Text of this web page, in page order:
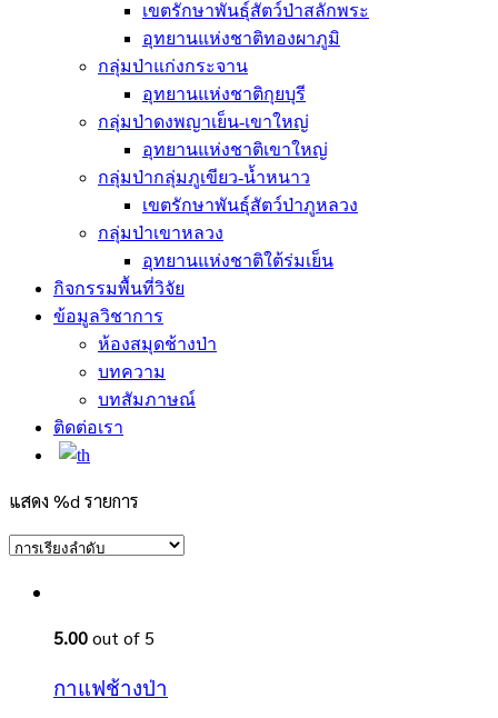
เขตรักษาพันธุ์สัตว์ป่าสลักพระ
อุทยานแห่งชาติทองผาภูมิ
กลุ่มป่าแก่งกระจาน
อุทยานแห่งชาติกุยบุรี
กลุ่มป่าดงพญาเย็น-เขาใหญ่
อุทยานแห่งชาติเขาใหญ่
กลุ่มป่ากลุ่มภูเขียว-น้ำหนาว
เขตรักษาพันธุ์สัตว์ป่าภูหลวง
กลุ่มป่าเขาหลวง
อุทยานแห่งชาติใต้ร่มเย็น
กิจกรรมพื้นที่วิจัย
ข้อมูลวิชาการ
ห้องสมุดช้างป่า
บทความ
บทสัมภาษณ์
ติดต่อเรา
แสดง %d รายการ
5.00out of 5
กาแฟช้างป่า